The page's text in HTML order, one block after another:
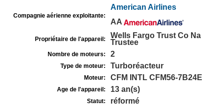
Compagnie aérienne exploitante:
American Airlines
AA
Propriétaire de l'appareil:
Wells Fargo Trust Co Na
Trustee
Nombre de moteurs: 2
Type de moteur: Turboréacteur
Moteur: CFM INTL CFM56-7B24E
Age de l'appareil: 13 an(s)
Statut: réformé